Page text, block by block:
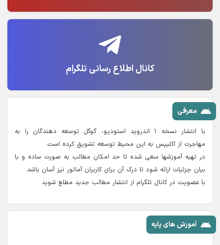
کانال اطلاع رسانی تلگرام
معرفی
با انتشار نسخه ۱ اندروید استودیو، گوگل توسعه دهندگان را به
مهاجرت از اکلیپس به این محیط توسعه تشویق کرده است.
در تهیه آموزشها سعی شده تا حد امکان مطالب به صورت ساده و با
بیان جزئیات ارائه شود تا درک آن برای کاربران آماتور نیز آسان باشد.
با عضویت در کانال تلگرام از انتشار مطالب جدید مطلع شوید
آموزش های پایه